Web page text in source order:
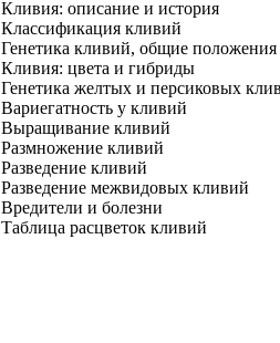
Кливия: описание и история
Классификация кливий
Генетика кливий, общие положения
Кливия: цвета и гибриды
Генетика желтых и персиковых
Вариегатность у кливий
Выращивание кливий
Размножение кливий
Разведение кливий
Разведение межвидовых кливий
Вредители и болезни
Таблица расцветок кливий